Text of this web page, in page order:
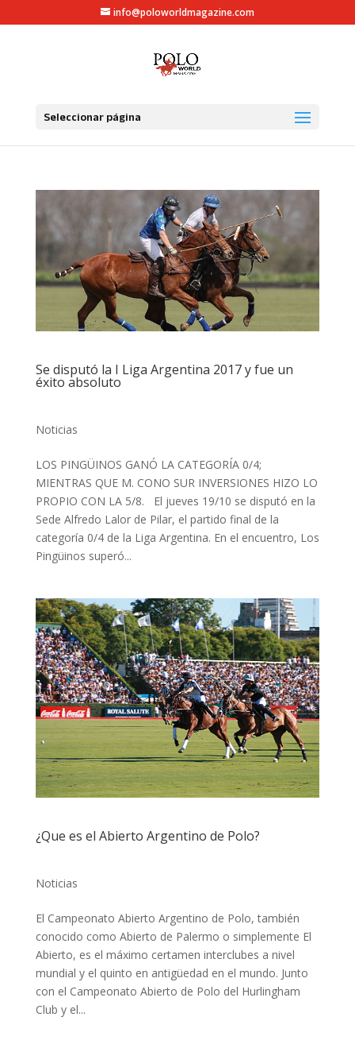
info@poloworldmagazine.com
Seleccionar página
Se disputó la I Liga Argentina 2017 y fue un
éxito absoluto
Noticias
LOS PINGÜINOS GANÓ LA CATEGORÍA 0/4;
MIENTRAS QUE M. CONO SUR INVERSIONES HIZO LO
PROPIO CON LA 5/8. El jueves 19/10 se disputó en la
Sede Alfredo Lalor de Pilar, el partido final de la
categoría 0/4 de la Liga Argentina. En el encuentro, Los
Pingüinos superó...
¿Que es el Abierto Argentino de Polo?
Noticias
El Campeonato Abierto Argentino de Polo, también
conocido como Abierto de Palermo o simplemente El
Abierto, es el máximo certamen interclubes a nivel
mundial y el quinto en antigüedad en el mundo. Junto
con el Campeonato Abierto de Polo del Hurlingham
Club y el...